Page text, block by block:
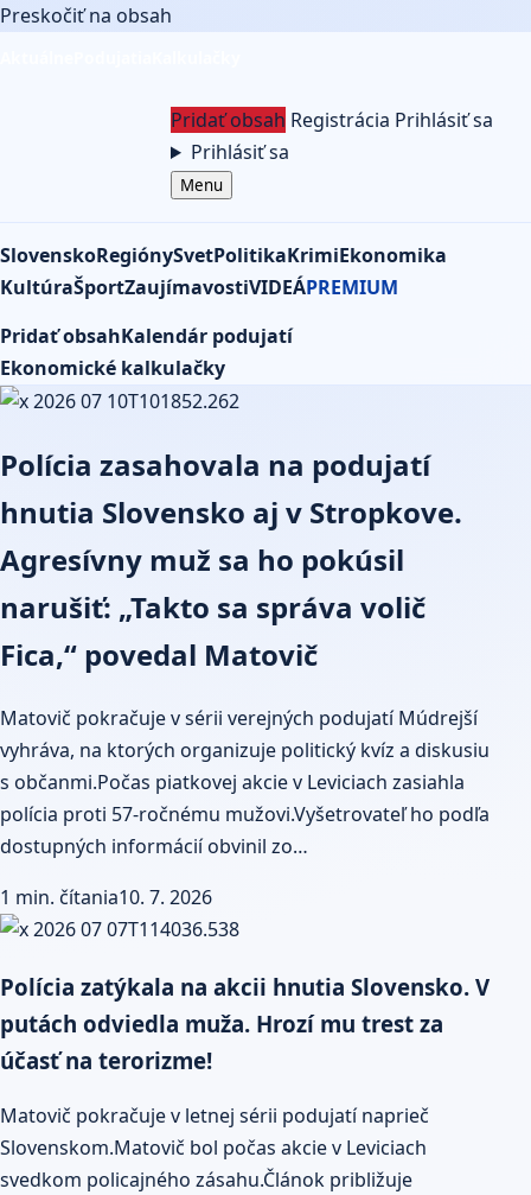
Preskočiť na obsah
Pridať obsah Registrácia Prihlásiť sa
Prihlásiť sa
Menu
SlovenskoRegiónySvetPolitikaKrimiEkonomika
KultúraŠportZaujímavostiVIDEÁPREMIUM
Pridať obsahKalendár podujatí
Ekonomické kalkulačky
Levice
Polícia zasahovala na podujatí
hnutia Slovensko aj v Stropkove.
Agresívny muž sa ho pokúsil
narušiť: „Takto sa správa volič
Fica,“ povedal Matovič
Matovič pokračuje v sérii verejných podujatí Múdrejší
vyhráva, na ktorých organizuje politický kvíz a diskusiu
s občanmi.Počas piatkovej akcie v Leviciach zasiahla
polícia proti 57-ročnému mužovi.Vyšetrovateľ ho podľa
dostupných informácií obvinil zo…
1 min. čítania10. 7. 2026
Polícia zatýkala na akcii hnutia Slovensko. V
putách odviedla muža. Hrozí mu trest za
účasť na terorizme!
Matovič pokračuje v letnej sérii podujatí naprieč
Slovenskom.Matovič bol počas akcie v Leviciach
svedkom policajného zásahu.Článok približuje